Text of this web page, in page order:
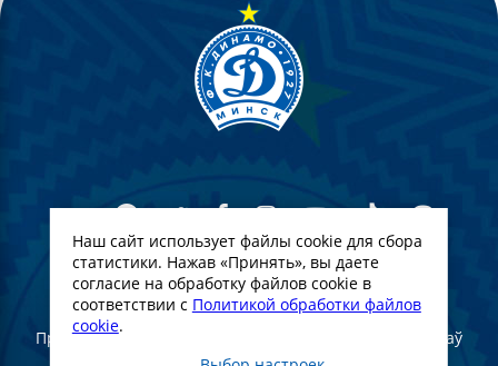
© Футбольны клуб Дынама-Мінск. 2022
Пры поўным або частковым выкарыстанні матэрыялаў
спасылка на афіцыйны сайт ФК "Дынама-Мінск"
Наш сайт использует файлы cookie для сбора
статистики. Нажав «Принять», вы даете
согласие на обработку файлов cookie в
соответствии с Политикой обработки файлов
cookie.